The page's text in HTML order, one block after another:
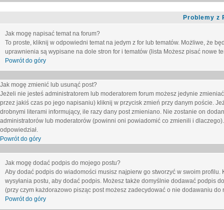
Problemy z
Jak mogę napisać temat na forum?
To proste, kliknij w odpowiedni temat na jedym z for lub tematów. Możliwe, że
uprawnienia są wypisane na dole stron for i tematów (lista Możesz pisać nowe
Powrót do góry
Jak mogę zmienić lub usunąć post?
Jeżeli nie jesteś administratorem lub moderatorem forum możesz jedynie
przez jakiś czas po jego napisaniu) kliknij w przycisk zmień przy danym poście.
drobnymi literami informujący, ile razy dany post zmieniano. Nie zostanie on
administratorów lub moderatorów (powinni oni powiadomić co zmienili i
odpowiedział.
Powrót do góry
Jak mogę dodać podpis do mojego postu?
Aby dodać podpis do wiadomości musisz najpierw go stworzyć w swoim
wysyłania postu, aby dodać podpis. Możesz także domyślnie dodawać podpis
(przy czym każdorazowo pisząc post możesz zadecydować o nie dodawaniu
Powrót do góry